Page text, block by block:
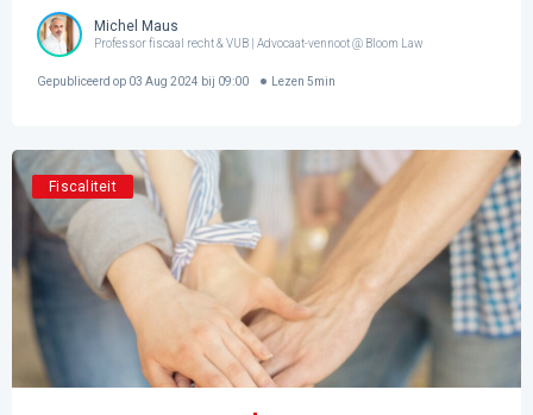
Michel Maus
Professor fiscaal recht & VUB | Advocaat-vennoot @ Bloom Law
Gepubliceerd op 03 Aug 2024 bij 09:00 Lezen 5min
Fiscaliteit